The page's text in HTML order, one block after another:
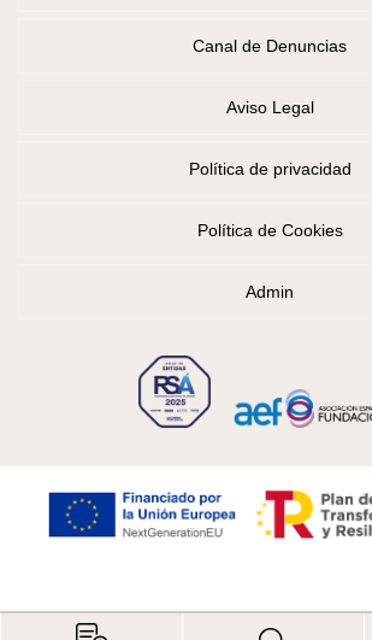
Canal de Denuncias
Aviso Legal
Política de privacidad
Política de Cookies
Admin